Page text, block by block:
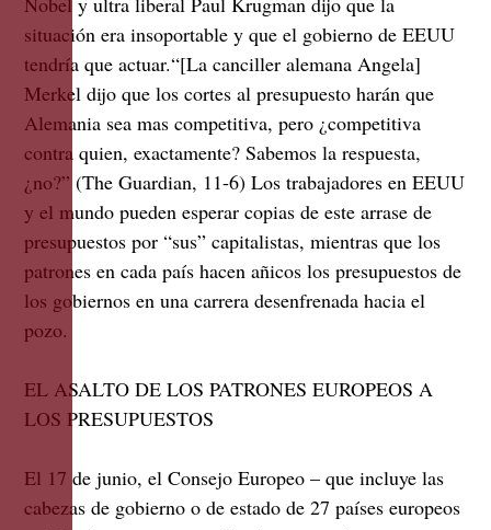
situación era insoportable y que el gobierno de EEUU
tendría que actuar.“[La canciller alemana Angela]
Merkel dijo que los cortes al presupuesto harán que
Alemania sea mas competitiva, pero ¿competitiva
contra quien, exactamente? Sabemos la respuesta,
¿no?” (The Guardian, 11-6) Los trabajadores en EEUU
y el mundo pueden esperar copias de este arrase de
presupuestos por “sus” capitalistas, mientras que los
patrones en cada país hacen añicos los presupuestos de
los gobiernos en una carrera desenfrenada hacia el
pozo.
EL ASALTO DE LOS PATRONES EUROPEOS A
LOS PRESUPUESTOS
El 17 de junio, el Consejo Europeo – que incluye las
cabezas de gobierno o de estado de 27 países europeos